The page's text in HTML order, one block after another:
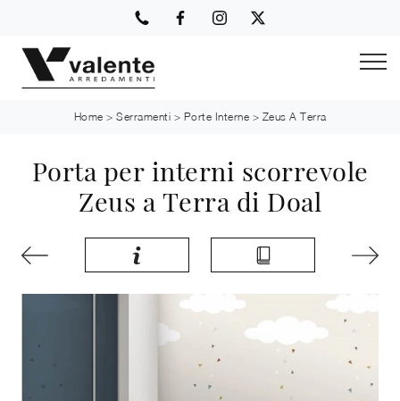
Home > Serramenti > Porte Interne > Zeus A Terra
Porta per interni scorrevole
Zeus a Terra di Doal